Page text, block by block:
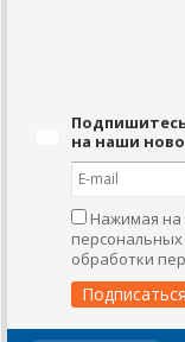
на наши
Нажимая на
обработки